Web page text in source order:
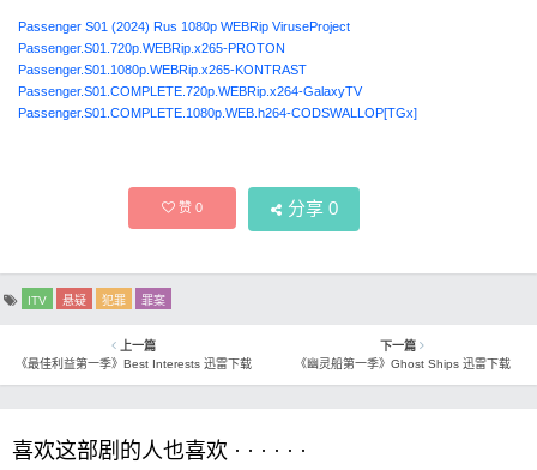
Passenger S01 (2024) Rus 1080р WEBRip ViruseProject
Passenger.S01.720p.WEBRip.x265-PROTON
Passenger.S01.1080p.WEBRip.x265-KONTRAST
Passenger.S01.COMPLETE.720p.WEBRip.x264-GalaxyTV
Passenger.S01.COMPLETE.1080p.WEB.h264-CODSWALLOP[TGx]
赞0 分享 0
ITV 悬疑 犯罪 罪案
上一篇
《最佳利益第一季》Best Interests 迅雷下载
下一篇
《幽灵船第一季》Ghost Ships 迅雷下载
喜欢这部剧的人也喜欢 · · · · · ·